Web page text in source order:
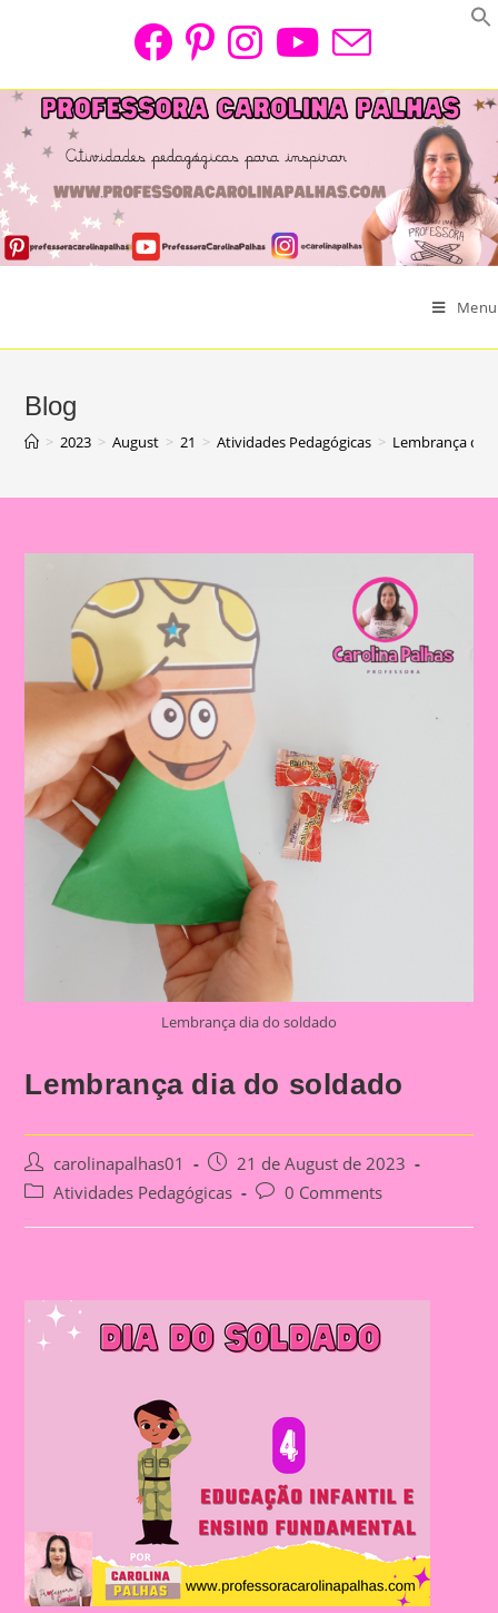
Menu
Blog
> 2023 > August > 21 > Atividades Pedagógicas > Lembrança dia
Lembrança dia do soldado
Lembrança dia do soldado
Post
author:
carolinapalhas01
Post
published:
21 de August de 2023
PostAtividades Pedagógicas
Post0 Comments